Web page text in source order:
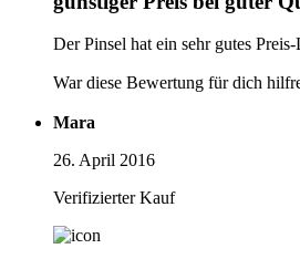
Der Pinsel hat ein sehr gutes
War diese Bewertung für dich
Mara
26. April 2016
Verifizierter Kauf